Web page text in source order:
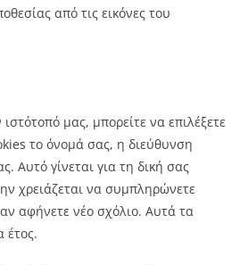
από τις εικόνες του
μας, μπορείτε να επιλέξετε
το όνομά σας, η διεύθυνση
Αυτό γίνεται για τη δική σας
χρειάζεται να συμπληρώνετε
αφήνετε νέο σχόλιο. Αυτά τα
έτος.